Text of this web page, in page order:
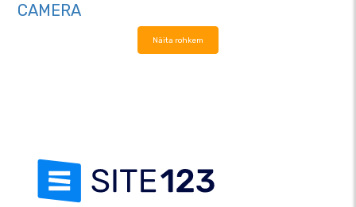
CAMERA
Näita rohkem